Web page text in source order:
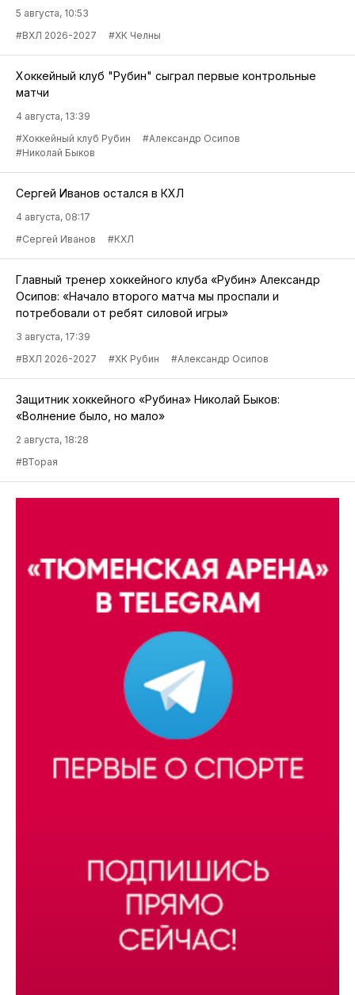
5 августа, 10:53
#ВХЛ 2026-2027
#ХК Челны
Хоккейный клуб "Рубин" сыграл первые контрольные
матчи
4 августа, 13:39
#Хоккейный клуб Рубин
#Александр Осипов
#Николай Быков
Сергей Иванов остался в КХЛ
4 августа, 08:17
#Сергей Иванов
#КХЛ
Главный тренер хоккейного клуба «Рубин» Александр
Осипов: «Начало второго матча мы проспали и
потребовали от ребят силовой игры»
3 августа, 17:39
#ВХЛ 2026-2027
#ХК Рубин #Александр Осипов
Защитник хоккейного «Рубина» Николай Быков:
«Волнение было, но мало»
2 августа, 18:28
#ВТорая